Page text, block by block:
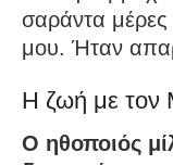
σαράντα μέρες
μου. Ήταν
Η ζωή με τον
Ο ηθοποιός